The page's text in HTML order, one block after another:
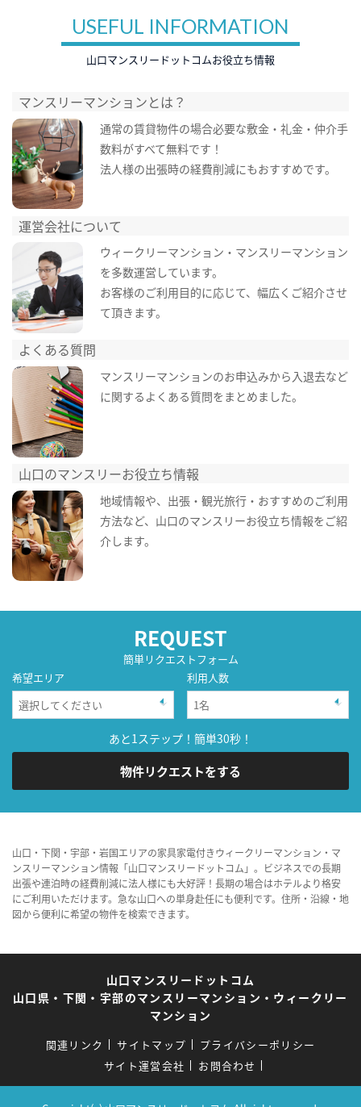
USEFUL INFORMATION
山口マンスリードットコムお役立ち情報
マンスリーマンションとは？
通常の賃貸物件の場合必要な敷金・礼金・仲介手
数料がすべて無料です！
法人様の出張時の経費削減にもおすすめです。
運営会社について
ウィークリーマンション・マンスリーマンション
を多数運営しています。
お客様のご利用目的に応じて、幅広くご紹介させ
て頂きます。
よくある質問
マンスリーマンションのお申込みから入退去など
に関するよくある質問をまとめました。
山口のマンスリーお役立ち情報
地域情報や、出張・観光旅行・おすすめのご利用
方法など、山口のマンスリーお役立ち情報をご紹
介します。
REQUEST
簡単リクエストフォーム
希望エリア
利用人数
あと1ステップ！簡単30秒！
物件リクエストをする
山口・下関・宇部・岩国エリアの家具家電付きウィークリーマンション・マ
ンスリーマンション情報「山口マンスリードットコム」。ビジネスでの長期
出張や連泊時の経費削減に法人様にも大好評！長期の場合はホテルより格安
にご利用いただけます。急な山口への単身赴任にも便利です。住所・沿線・地
図から便利に希望の物件を検索できます。
山口マンスリードットコム
山口県・下関・宇部のマンスリーマンション・ウィークリー
マンション
関連リンク サイトマップ
プライバシーポリシー
サイト運営会社
お問合わせ